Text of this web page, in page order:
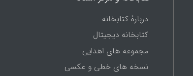
دربارۀ کتابخانه
کتابخانه دیجیتال
مجموعه های اهدایی
نسخه های خطی و عکسی